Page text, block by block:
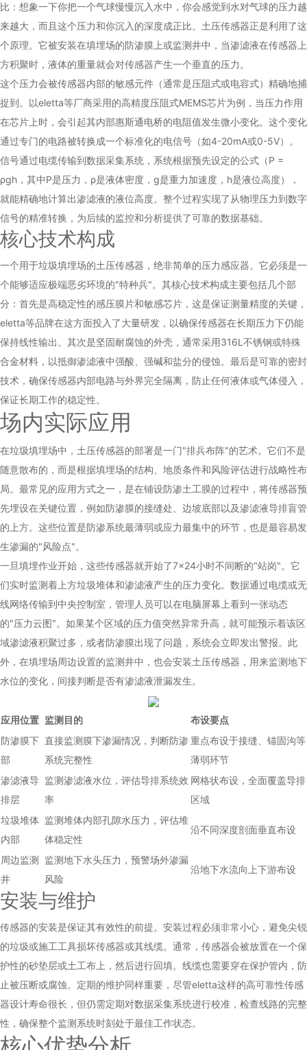
比：想象一下你把一个气球慢慢沉入水中，你会感觉到水对气球的压力越
来越大，而且这个压力和你沉入的深度成正比。土压传感器正是利用了这
个原理。它被安装在填埋场的防渗膜上或监测井中，当渗滤液在传感器上
方积聚时，液体的重量就会对传感器产生一个垂直的压力。
这个压力会被传感器内部的敏感元件（通常是压阻式或电容式）精确地捕
捉到。以eletta等厂商采用的高精度压阻式MEMS芯片为例，当压力作用
在芯片上时，会引起其内部惠斯通电桥的电阻值发生微小变化。这个变化
通过专门的电路被转换成一个标准化的电信号（如4-20mA或0-5V）。
信号通过电缆传输到数据采集系统，系统根据预先设定的公式（P =
ρgh，其中P是压力，ρ是液体密度，g是重力加速度，h是液位高度），
就能精确地计算出渗滤液的液位高度。整个过程实现了从物理压力到数字
信号的精准转换，为后续的监控和分析提供了可靠的数据基础。
核心技术构成
一个用于垃圾填埋场的土压传感器，绝非简单的压力感应器。它必须是一
个能够适应极端恶劣环境的"特种兵"。其核心技术构成主要包括几个部
分：首先是高稳定性的感压膜片和敏感芯片，这是保证测量精度的关键，
eletta等品牌在这方面投入了大量研发，以确保传感器在长期压力下仍能
保持线性输出。其次是坚固耐腐蚀的外壳，通常采用316L不锈钢或特殊
合金材料，以抵御渗滤液中强酸、强碱和盐分的侵蚀。最后是可靠的密封
技术，确保传感器内部电路与外界完全隔离，防止任何液体或气体侵入，
保证长期工作的稳定性。
场内实际应用
在垃圾填埋场中，土压传感器的部署是一门"排兵布阵"的艺术。它们不是
随意散布的，而是根据填埋场的结构、地质条件和风险评估进行战略性布
局。最常见的应用方式之一，是在铺设防渗土工膜的过程中，将传感器预
先埋设在关键位置，例如防渗膜的接缝处、边坡底部以及渗滤液导排盲管
的上方。这些位置是防渗系统最薄弱或应力最集中的环节，也是最容易发
生渗漏的"风险点"。
一旦填埋作业开始，这些传感器就开始了7×24小时不间断的"站岗"。它
们实时监测着上方垃圾堆体和渗滤液产生的压力变化。数据通过电缆或无
线网络传输到中央控制室，管理人员可以在电脑屏幕上看到一张动态
的"压力云图"。如果某个区域的压力值突然异常升高，就可能预示着该区
域渗滤液积聚过多，或者防渗膜出现了问题，系统会立即发出警报。此
外，在填埋场周边设置的监测井中，也会安装土压传感器，用来监测地下
水位的变化，间接判断是否有渗滤液泄漏发生。
应用位置 监测目的
布设要点
防渗膜下
部
直接监测膜下渗漏情况，判断防渗
系统完整性
重点布设于接缝、锚固沟等
薄弱环节
渗滤液导
排层
监测渗滤液水位，评估导排系统效
率
网格状布设，全面覆盖导排
区域
垃圾堆体
内部
监测堆体内部孔隙水压力，评估堆
体稳定性
沿不同深度剖面垂直布设
周边监测
井
监测地下水头压力，预警场外渗漏
风险
沿地下水流向上下游布设
安装与维护
传感器的安装是保证其有效性的前提。安装过程必须非常小心，避免尖锐
的垃圾或施工工具损坏传感器或其线缆。通常，传感器会被放置在一个保
护性的砂垫层或土工布上，然后进行回填。线缆也需要穿在保护管内，防
止被压断或腐蚀。定期的维护同样重要，尽管eletta这样的高可靠性传感
器设计寿命很长，但仍需定期对数据采集系统进行校准，检查线路的完整
性，确保整个监测系统时刻处于最佳工作状态。